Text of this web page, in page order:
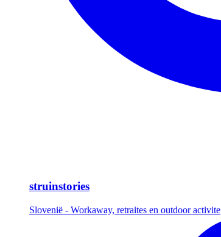
struinstories
Slovenië - Workaway, retraites en outdoor activite